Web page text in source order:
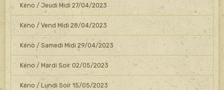
Kéno / Jeudi Midi 27/04/2023
Kéno / Vend Midi 28/04/2023
Kéno / Samedi Midi 29/04/2023
Kéno / Mardi Soir 02/05/2023
Kéno / Lundi Soir 15/05/2023